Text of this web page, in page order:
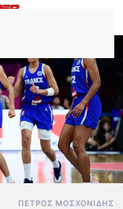
ΠΈΤΡΟΣ ΜΟΣΧΟΝΊΔΗΣ